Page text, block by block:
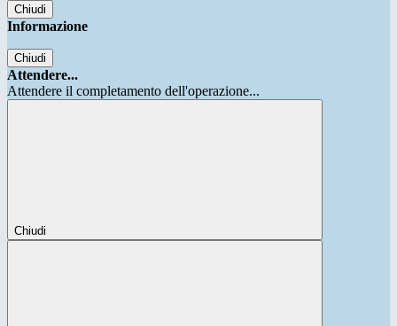
Chiudi
Informazione
Chiudi
Attendere...
Attendere il completamento dell'operazione...
Chiudi